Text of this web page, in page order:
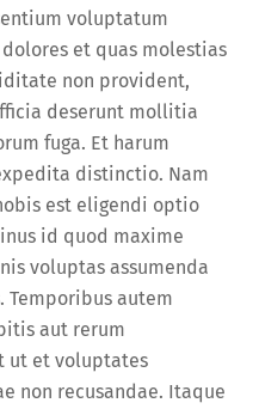
voluptatum
et quas molestias
non provident,
deserunt mollitia
fuga. Et harum
distinctio. Nam
est eligendi optio
id quod maxime
voluptas assumenda
Temporibus autem
aut rerum
ut et voluptates
non recusandae. Itaque